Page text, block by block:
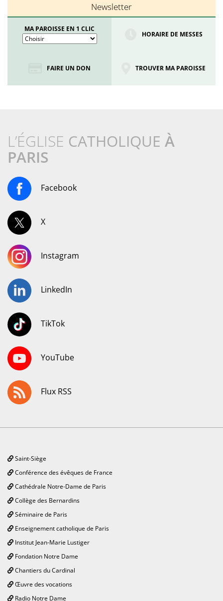
Newsletter
MA PAROISSE EN 1 CLIC
HORAIRE DE MESSES
FAIRE UN DON TROUVER MA PAROISSE
L’ÉGLISE CATHOLIQUE À
PARIS
Facebook
X
Instagram
LinkedIn
TikTok
YouTube
Flux RSS
Saint-Siège
Conférence des évêques de France
Cathédrale Notre-Dame de Paris
Collège des Bernardins
Séminaire de Paris
Enseignement catholique de Paris
Institut Jean-Marie Lustiger
Fondation Notre Dame
Chantiers du Cardinal
Œuvre des vocations
Radio Notre Dame